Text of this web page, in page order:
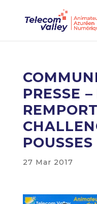
PRESSE
27 Mar 2017